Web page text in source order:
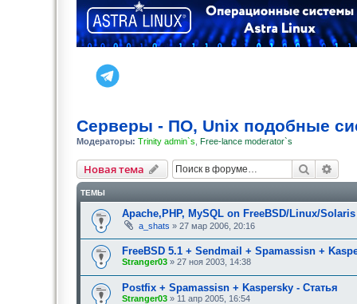
Серверы - ПО, Unix подобные
Модераторы: Trinity admin`s Free-lance moderator`s
Новая тема Поиск
ТЕМЫ
Apache,PHP, MySQL on FreeBSD/Linux/
a_shats » 27 мар 2006, 20:16
FreeBSD 5.1 + Sendmail + Spamassisn +
Stranger03 » 27 ноя 2003, 14:38
Postfix + Spamassisn + Kaspersky - Статья
Stranger03 » 11 апр 2005, 16:54